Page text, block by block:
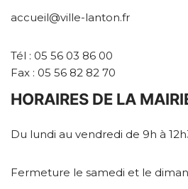
accueil@ville-lanton.fr
Tél : 05 56 03 86 00
Fax : 05 56 82 82 70
HORAIRES DE LA
Du lundi au vendredi de 9h à
Fermeture le samedi et le